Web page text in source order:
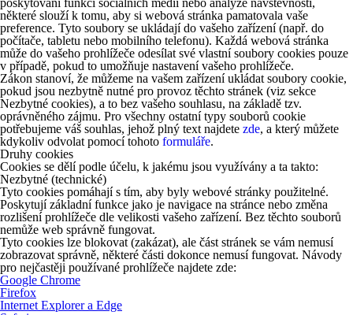
některé slouží k tomu, aby si webová stránka pamatovala vaše
preference. Tyto soubory se ukládají do vašeho zařízení (např. do
počítače, tabletu nebo mobilního telefonu). Každá webová stránka
může do vašeho prohlížeče odesílat své vlastní soubory cookies pouze
v případě, pokud to umožňuje nastavení vašeho prohlížeče.
Zákon stanoví, že můžeme na vašem zařízení ukládat soubory cookie,
pokud jsou nezbytně nutné pro provoz těchto stránek (viz sekce
Nezbytné cookies), a to bez vašeho souhlasu, na základě tzv.
oprávněného zájmu. Pro všechny ostatní typy souborů cookie
potřebujeme váš souhlas, jehož plný text najdete zde, a který můžete
kdykoliv odvolat pomocí tohoto formuláře.
Druhy cookies
Cookies se dělí podle účelu, k jakému jsou využívány a ta takto:
Nezbytné (technické)
Tyto cookies pomáhají s tím, aby byly webové stránky použitelné.
Poskytují základní funkce jako je navigace na stránce nebo změna
rozlišení prohlížeče dle velikosti vašeho zařízení. Bez těchto souborů
nemůže web správně fungovat.
Tyto cookies lze blokovat (zakázat), ale část stránek se vám nemusí
zobrazovat správně, některé části dokonce nemusí fungovat. Návody
pro nejčastěji používané prohlížeče najdete zde:
Google Chrome
Firefox
Internet Explorer a Edge